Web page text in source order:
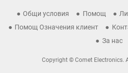
Общи условия Помощ
Помощ Означения клиент
За нас
Copyright © Comet Electronics.